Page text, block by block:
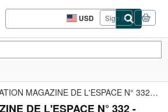
USD
Site
shopping
Sign in
AVIATION MAGAZINE DE L'ESPACE N° 332 - Rencontre France USA a ...
DE L'ESPACE N° 332 -